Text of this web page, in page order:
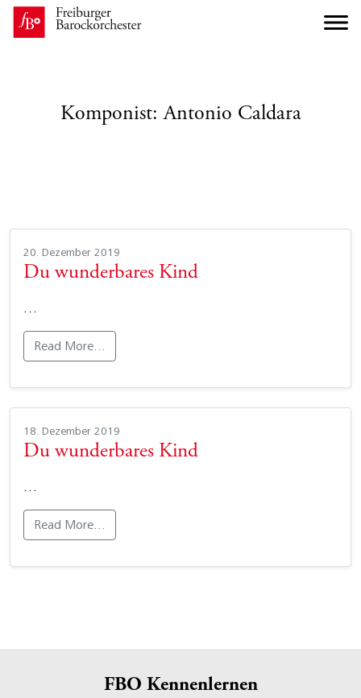
Komponist:Antonio Caldara
20. Dezember 2019
Du wunderbares Kind
…
Read More…
18. Dezember 2019
Du wunderbares Kind
…
Read More…
FBO Kennenlernen